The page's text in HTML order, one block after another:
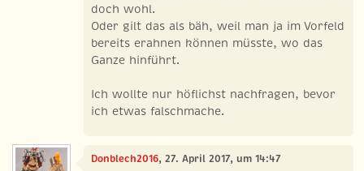
doch wohl.
Oder gilt das als bäh, weil man ja im Vorfeld
bereits erahnen können müsste, wo das
Ganze hinführt.
Ich wollte nur höflichst nachfragen, bevor
ich etwas falschmache.
Donblech2016, 27. April 2017, um 14:47